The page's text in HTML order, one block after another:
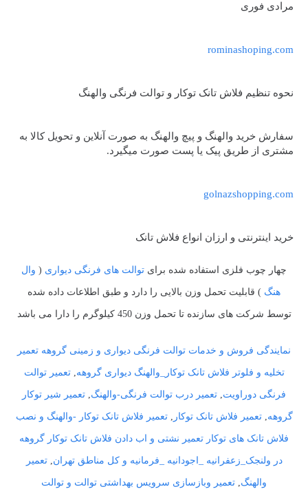
مرادی فوری
rominashoping.com
نحوه تنظیم فلاش تانک توکار و توالت فرنگی والهنگ
سفارش خرید والهنگ و پیچ والهنگ به صورت آنلاین و تحویل کالا به
مشتری از طریق پیک یا پست صورت میگیرد.
golnazshopping.com
خرید اینترنتی و ارزان انواع فلاش تانک
چهار چوب فلزی استفاده شده برای توالت های فرنگی دیواری ( وال
هنگ ) قابلیت تحمل وزن بالایی را دارد و طبق اطلاعات داده شده
توسط شرکت های سازنده تا تحمل وزن 450 کیلوگرم را دارا می باشد
نمایندگی فروش و خدمات توالت فرنگی دیواری و زمینی گروهه تعمیر
تخلیه و فلوتر فلاش تانک توکار_والهنگ دیواری گروهه,تعمیر توالت
فرنگی دوراویت, تعمیر درب توالت فرنگی-والهنگ, تعمیر شیر توکار
گروهه,تعمیر فلاش تانک توکار ,تعمیر فلاش تانک توکار -والهنگ و نصب
فلاش تانک های توکار تعمیر نشتی و اب دادن فلاش تانک توکار گروهه
در ولنجک_زعفرانیه _اجودانیه _فرمانیه و کل مناطق تهران,تعمیر
والهنگ, تعمیر وبازسازی سرویس بهداشتی توالت و توالت